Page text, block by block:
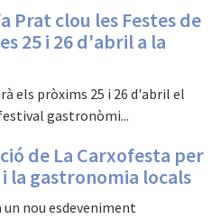
Prat clou les Festes de
25 i 26 d'abril a la
els pròxims 25 i 26 d'abril el
gastronòmi...
de La Carxofesta per
la gastronomia locals
nou esdeveniment